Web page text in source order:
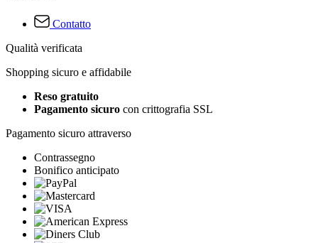
Contatto
Qualità verificata
Shopping sicuro e affidabile
Reso gratuito
Pagamento sicuro con crittografia SSL
Pagamento sicuro attraverso
Contrassegno
Bonifico anticipato